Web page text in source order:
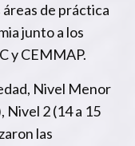
de práctica
junto a los
y CEMMAP.
Nivel Menor
Nivel 2 (14 a 15
las